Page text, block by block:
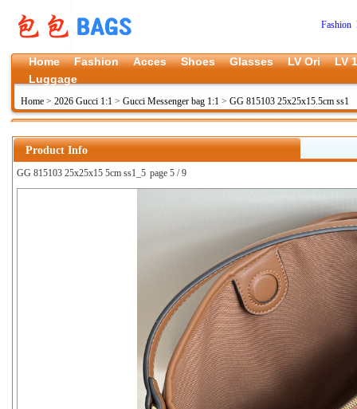
Fashion
Home Fashion Acces Shoes Glasses LV Ori
LV
Luggage
Home > 2026 Gucci 1:1 > Gucci Messenger bag 1:1 > GG 815103 25x25x15.5cm ss1
Product Info
GG 815103 25x25x15 5cm ss1_5 page 5 / 9